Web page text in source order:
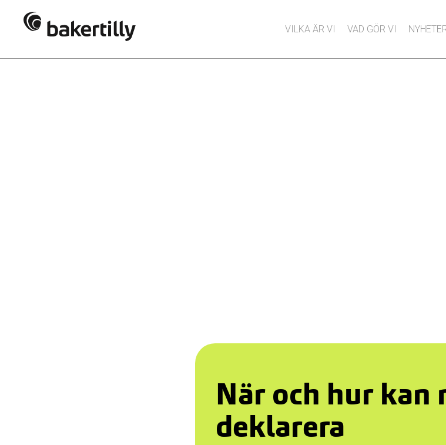
VILKA ÄR VI VAD GÖR VI
När och hur kan
deklarera